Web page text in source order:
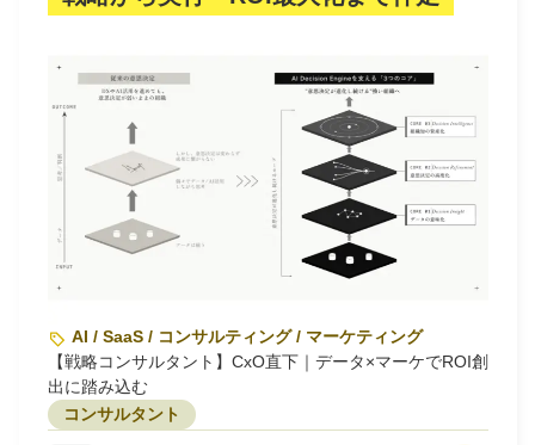
AI / SaaS / コンサルティング / マーケティング
【戦略コンサルタント】CxO直下｜データ×マーケでROI創
出に踏み込む
コンサルタント